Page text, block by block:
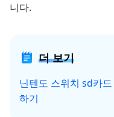
니다.
더 보기
닌텐도 스위치 sd카
하기